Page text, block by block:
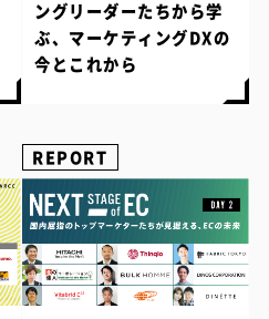
ングリーダーたちから学
ぶ、マーケティングDXの
今とこれから
REPORT